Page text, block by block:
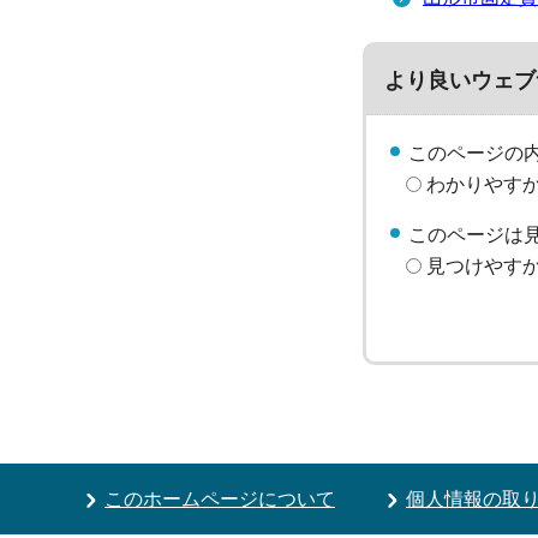
より良いウェ
このページの
わかりやす
このページは
見つけやす
このホームページについて 個人情報の取